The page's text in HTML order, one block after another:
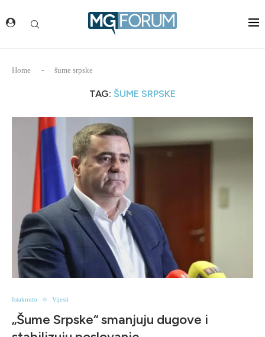
Home - šume srpske
TAG: ŠUME SRPSKE
Istaknuto Vijesti
„Šume Srpske“ smanjuju dugove i